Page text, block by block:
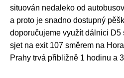
situován nedaleko od
a proto je snadno dostupný
doporučujeme využít dálnici D5
sjet na exit 107 směrem na
Prahy trvá přibližně 1 hodinu a